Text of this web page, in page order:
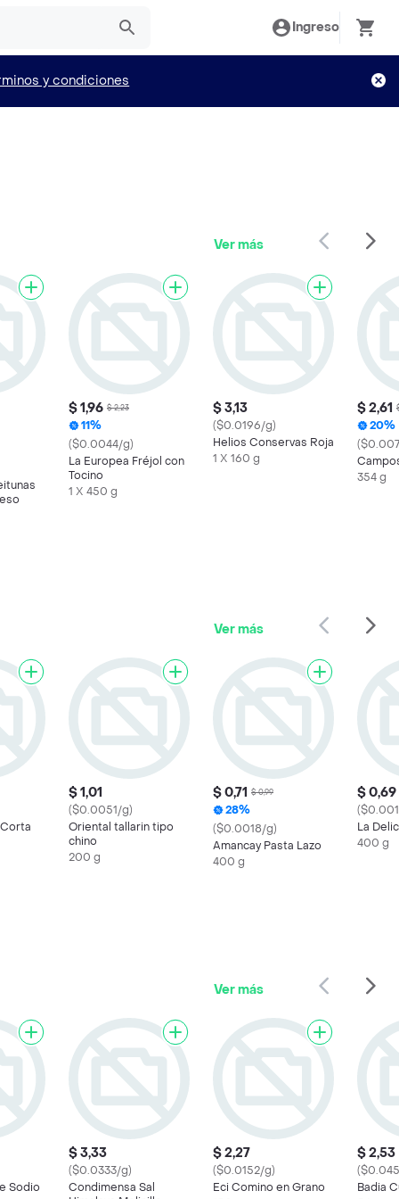
Ingreso
y condiciones
Ver más
$ 1,96 $ 2,23
11%
($0.0044/g)
La Europea Fréjol con
Tocino
1 X 450 g
$ 3,13
($0.0196/g)
Helios Conservas Roja
1 X 160 g
$ 2,61
20%
354 g
Ver más
$ 1,01
($0.0051/g)
Oriental tallarin tipo
chino
200 g
$ 0,71 $ 0,99
28%
($0.0018/g)
Amancay Pasta Lazo
400 g
$ 0,69
La
400 g
Ver más
Sodio
$ 3,33
($0.0333/g)
Condimensa Sal
$ 2,27
($0.0152/g)
Eci Comino en Grano
$ 2,53
Badia